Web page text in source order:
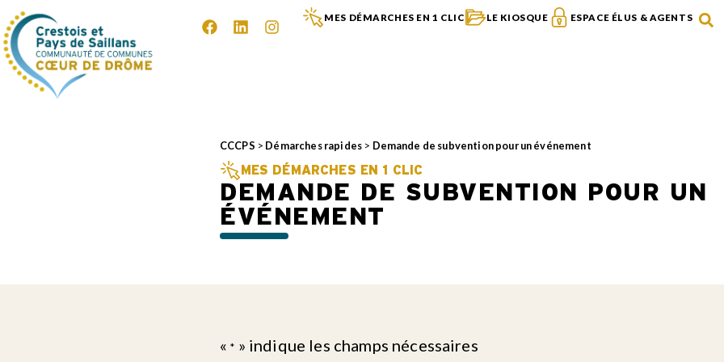
MES DÉMARCHES EN 1 CLIC LE KIOSQUE ESPACE ÉLUS & AGENTS
CCCPS > Démarches rapides > Demande de subvention pour un événement
MES DÉMARCHES EN 1 CLIC
DEMANDE DE SUBVENTION POUR UN
ÉVÉNEMENT
«* » indique les champs nécessaires